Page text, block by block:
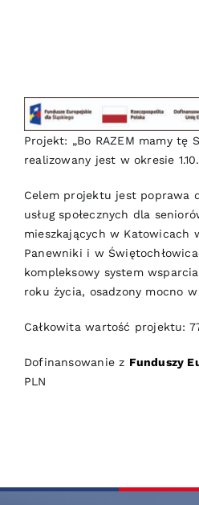
Projekt: „Bo RAZEM mamy tę
realizowany jest w okresie
Celem projektu jest poprawa
usług społecznych dla
mieszkających w Katowicach
Panewniki i w
kompleksowy system
roku życia, osadzony mocno
Całkowita wartość projektu:
Dofinansowanie z Funduszy
PLN